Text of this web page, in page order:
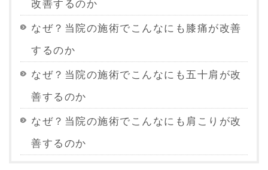
改善するのか
なぜ？当院の施術でこんなにも膝痛が改善
するのか
なぜ？当院の施術でこんなにも五十肩が改
善するのか
なぜ？当院の施術でこんなにも肩こりが改
善するのか